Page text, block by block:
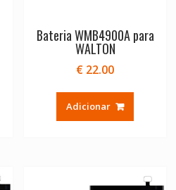
Bateria WMB4900A para
WALTON
€ 22.00
Adicionar